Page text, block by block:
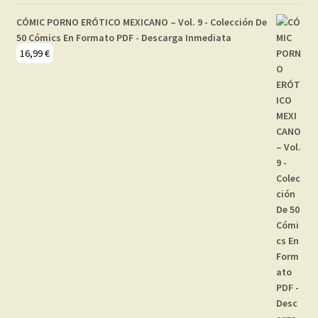
CÓMIC PORNO ERÓTICO MEXICANO – Vol. 9 - Colección De
50 Cómics En Formato PDF - Descarga Inmediata
16,99€